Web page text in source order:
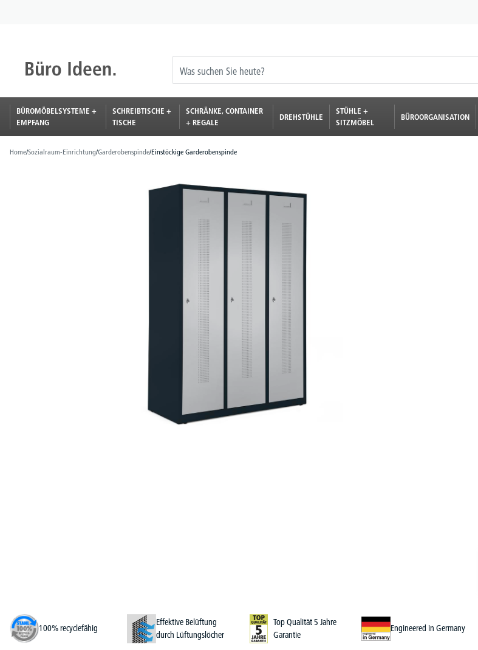
BÜROMÖBELSYSTEME +
EMPFANG
SCHREIBTISCHE +
TISCHE
SCHRÄNKE, CONTAINER
+ REGALE
DREHSTÜHLE
STÜHLE +
SITZMÖBEL
BÜROORGANISATION
Home/Sozialraum-Einrichtung/Garderobenspinde/Einstöckige Garderobenspinde
100% recyclefähig
Effektive Belüftung
durch Lüftungslöcher
Top Qualität 5 Jahre
Garantie
Engineered in Germany